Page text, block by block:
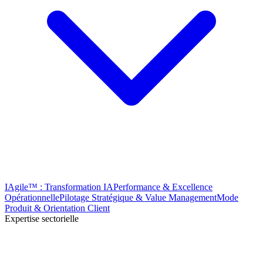
IAgile™ : Transformation IAPerformance & Excellence
OpérationnellePilotage Stratégique & Value ManagementMode
Produit & Orientation Client
Expertise sectorielle